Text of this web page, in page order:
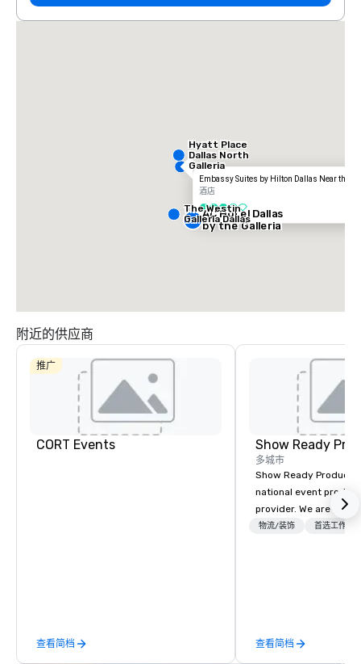
Embassy Suites by Hilton Dallas Near the
酒店
3/5
AC Hotel Dallas
by the Galleria
The Westin
Galleria Dallas
Hyatt Place
Dallas North
Galleria
附近的供应商
推广
CORT Events
查看简档
Show Ready
多城市
Show Ready
national event
provider. We are your
production partner
物流/装饰 首选工作人
查看简档